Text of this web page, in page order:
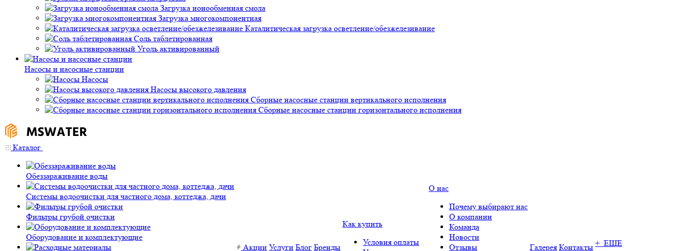
Загрузка ионообменная смола
Загрузка многокомпонентная
Каталитическая загрузка осветление/обезжелезивание
Соль таблетированная
Уголь активированный
Насосы и насосные станции
Насосы
Насосы высокого давления
Сборные насосные станции вертикального исполнения
Сборные насосные станции горизонтального исполнения
Каталог
Обеззараживание воды
Системы водоочистки для частного дома, коттеджа, дачи
Фильтры грубой очистки
Оборудование и комплектующие
Акции Услуги Блог Бренды
Как купить
Условия оплаты
О нас
Почему выбирают нас
О компании
Команда
Новости
Отзывы
Галерея Контакты + ЕЩЕ